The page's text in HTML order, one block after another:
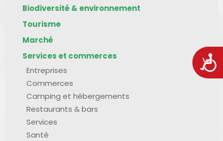
Biodiversité & environnement
Tourisme
Marché
Services et commerces
Entreprises
Commerces
Camping et hébergements
Restaurants & bars
Services
Santé